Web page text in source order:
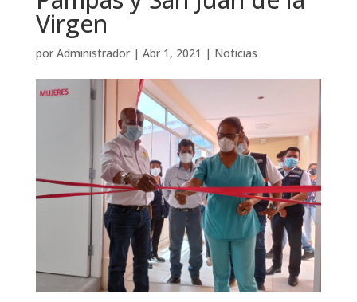
Virgen
por Administrador| Abr 1, 2021 | Noticias